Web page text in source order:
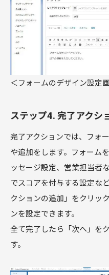
＜フォームのデザイン設定
ステップ4. 完了アクシ
完了アクションでは、フォ
や追加をします。フォーム
ッセージ設定、営業担当者
でスコアを付与する設定な
クションの追加」をクリッ
ンを設定できます。
全て完了したら「次へ」を
す。